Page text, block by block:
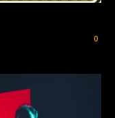
0